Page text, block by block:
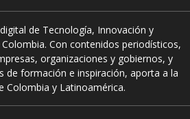
de Tecnología, Innovación y
Con contenidos periodísticos,
organizaciones y gobiernos, y
de formación e inspiración, aporta a la
Colombia y Latinoamérica.